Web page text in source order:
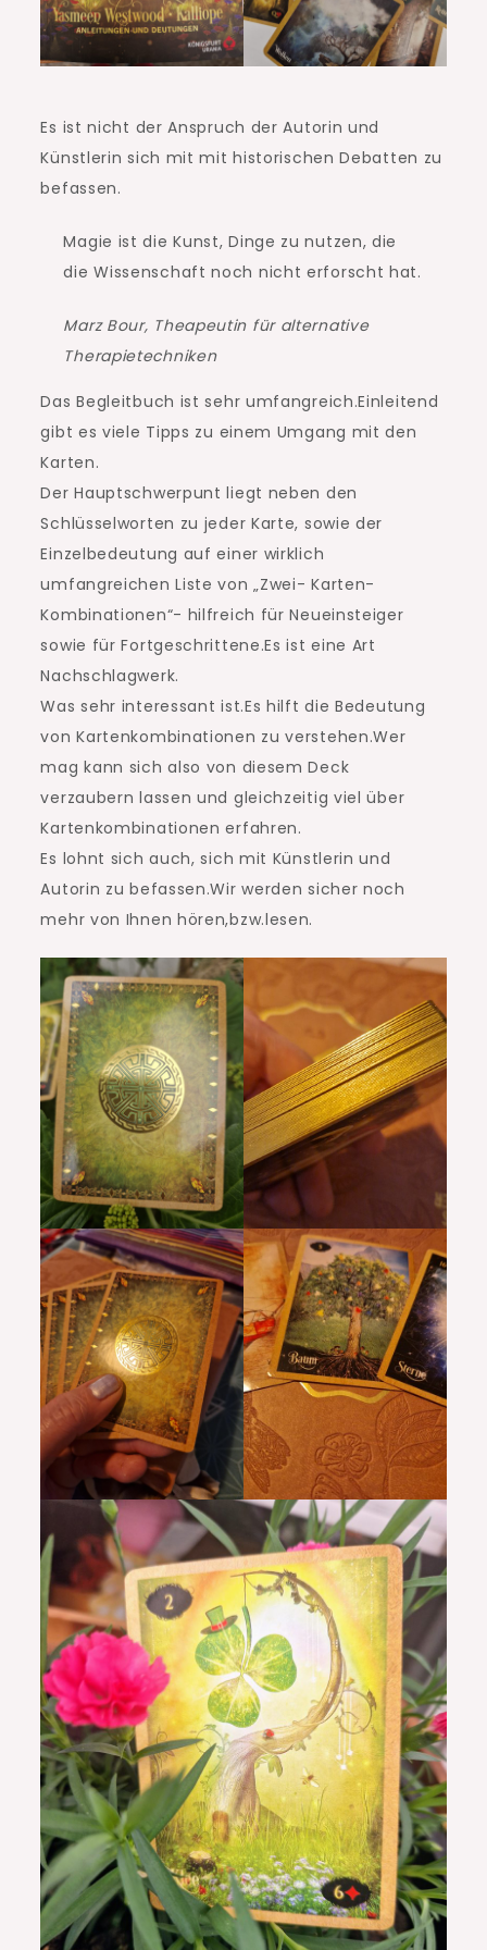
Es ist nicht der Anspruch der Autorin und
Künstlerin sich mit mit historischen Debatten zu
befassen.
Magie ist die Kunst, Dinge zu nutzen, die
die Wissenschaft noch nicht erforscht hat.
Marz Bour, Theapeutin für alternative
Therapietechniken
Das Begleitbuch ist sehr umfangreich.Einleitend
gibt es viele Tipps zu einem Umgang mit den
Karten.
Der Hauptschwerpunt liegt neben den
Schlüsselworten zu jeder Karte, sowie der
Einzelbedeutung auf einer wirklich
umfangreichen Liste von „Zwei- Karten-
Kombinationen“- hilfreich für Neueinsteiger
sowie für Fortgeschrittene.Es ist eine Art
Nachschlagwerk.
Was sehr interessant ist.Es hilft die Bedeutung
von Kartenkombinationen zu verstehen.Wer
mag kann sich also von diesem Deck
verzaubern lassen und gleichzeitig viel über
Kartenkombinationen erfahren.
Es lohnt sich auch, sich mit Künstlerin und
Autorin zu befassen.Wir werden sicher noch
mehr von Ihnen hören,bzw.lesen.